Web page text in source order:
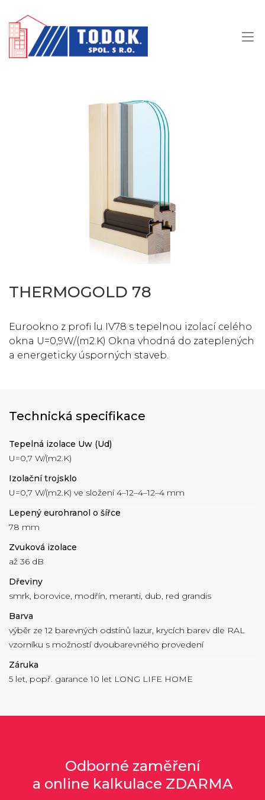
THERMOGOLD 78
Eurookno z profi lu IV78 s tepelnou izolací celého
okna U=0,9W/(m2.K) Okna vhodná do zateplených
a energeticky úsporných staveb.
Technická specifikace
Tepelná izolace Uw (Ud)
U=0,7 W/(m2.K)
Izolační trojsklo
U=0,7 W/(m2.K) ve složení 4–12–4–12–4 mm
Lepený eurohranol o šířce
78 mm
Zvuková izolace
až 36 dB
Dřeviny
smrk, borovice, modřín, meranti, dub, red grandis
Barva
výběr ze 12 barevných odstínů lazur, krycích barev dle RAL
vzorníku s možností dvoubarevného provedení
Záruka
5 let, popř. garance 10 let LONG LIFE HOME
Odborné zaměření
a online kalkulace ZDARMA